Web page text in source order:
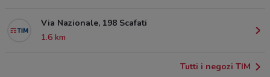
Via Nazionale, 198 Scafati
1.6 km
Tutti i negozi TIM